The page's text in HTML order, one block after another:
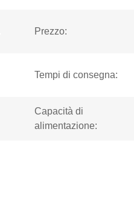
Prezzo:
Tempi di consegna:
Capacità di
alimentazione: